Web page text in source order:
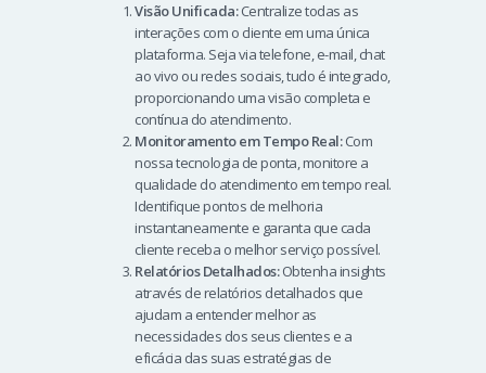
Visão Unificada:Centralize todas as
interações com o cliente em uma única
plataforma. Seja via telefone, e-mail, chat
ao vivo ou redes sociais, tudo é integrado,
proporcionando uma visão completa e
contínua do atendimento.
Monitoramento em Tempo Real:Com
nossa tecnologia de ponta, monitore a
qualidade do atendimento em tempo real.
Identifique pontos de melhoria
instantaneamente e garanta que cada
cliente receba o melhor serviço possível.
Relatórios Detalhados:Obtenha insights
através de relatórios detalhados que
ajudam a entender melhor as
necessidades dos seus clientes e a
eficácia das suas estratégias de